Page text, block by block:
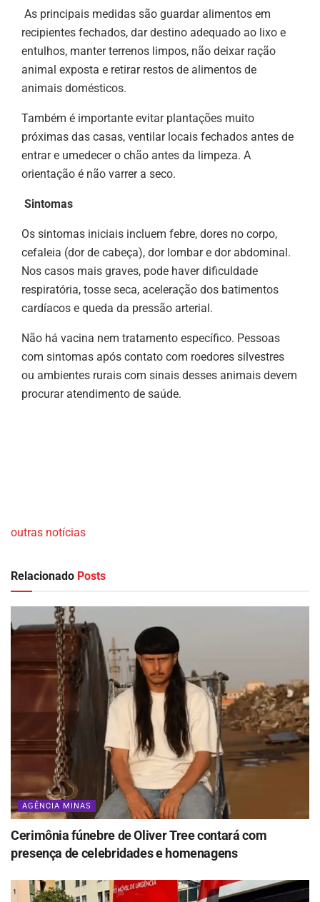
As principais medidas são guardar alimentos em
recipientes fechados, dar destino adequado ao lixo e
entulhos, manter terrenos limpos, não deixar ração
animal exposta e retirar restos de alimentos de
animais domésticos.
Também é importante evitar plantações muito
próximas das casas, ventilar locais fechados antes de
entrar e umedecer o chão antes da limpeza. A
orientação é não varrer a seco.
Sintomas
Os sintomas iniciais incluem febre, dores no corpo,
cefaleia (dor de cabeça), dor lombar e dor abdominal.
Nos casos mais graves, pode haver dificuldade
respiratória, tosse seca, aceleração dos batimentos
cardíacos e queda da pressão arterial.
Não há vacina nem tratamento específico. Pessoas
com sintomas após contato com roedores silvestres
ou ambientes rurais com sinais desses animais devem
procurar atendimento de saúde.
outras notícias
Relacionado Posts
AGÊNCIA MINAS
Cerimônia fúnebre de Oliver Tree contará com
presença de celebridades e homenagens